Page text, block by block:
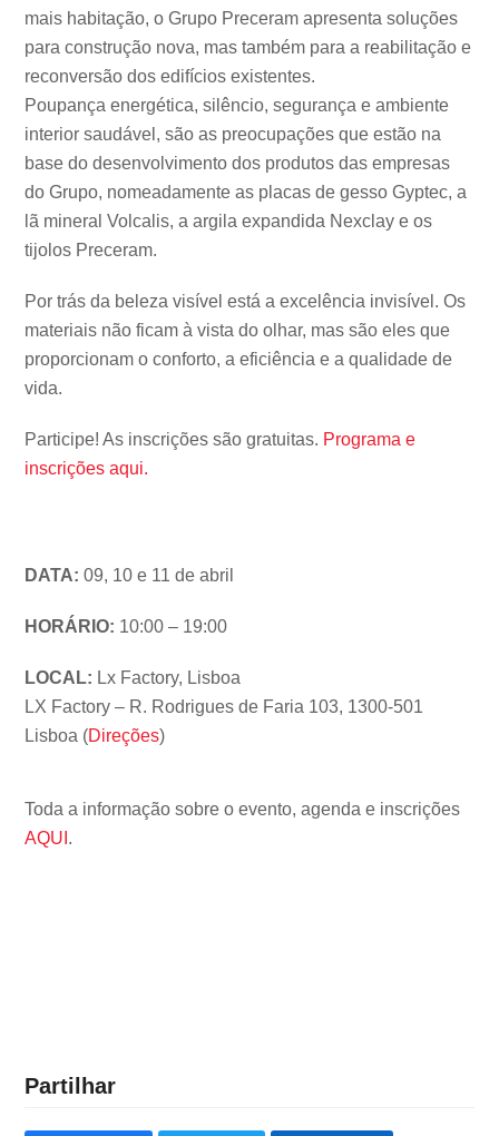
mais habitação, o Grupo Preceram apresenta soluções
para construção nova, mas também para a reabilitação e
reconversão dos edifícios existentes.
Poupança energética, silêncio, segurança e ambiente
interior saudável, são as preocupações que estão na
base do desenvolvimento dos produtos das empresas
do Grupo, nomeadamente as placas de gesso Gyptec, a
lã mineral Volcalis, a argila expandida Nexclay e os
tijolos Preceram.
Por trás da beleza visível está a excelência invisível. Os
materiais não ficam à vista do olhar, mas são eles que
proporcionam o conforto, a eficiência e a qualidade de
vida.
Participe! As inscrições são gratuitas. Programa e
inscrições aqui.
DATA: 09, 10 e 11 de abril
HORÁRIO: 10:00 – 19:00
LOCAL: Lx Factory, Lisboa
LX Factory – R. Rodrigues de Faria 103, 1300-501
Lisboa (Direções)
Toda a informação sobre o evento, agenda e inscrições
AQUI .
Partilhar